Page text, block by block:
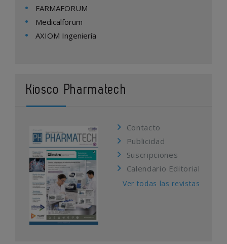
FARMAFORUM
Medicalforum
AXIOM Ingeniería
Kiosco Pharmatech
Contacto
Publicidad
Suscripciones
Calendario Editorial
Ver todas las revistas